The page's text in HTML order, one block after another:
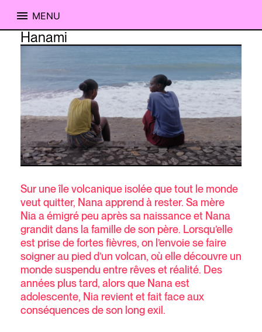
MENU
Hanami
Sur une île volcanique isolée que tout le monde
veut quitter, Nana apprend à rester. Sa mère
Nia a émigré peu après sa naissance et Nana
grandit dans la famille de son père. Lorsqu’elle
est prise de fortes fièvres, on l’envoie se faire
soigner au pied d’un volcan, où elle découvre un
monde suspendu entre rêves et réalité. Des
années plus tard, alors que Nana est
adolescente, Nia revient et fait face aux
conséquences de son long exil.